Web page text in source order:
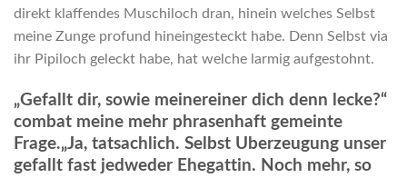
direkt klaffendes Muschiloch dran, hinein welches Selbst
meine Zunge profund hineingesteckt habe. Denn Selbst via
ihr Pipiloch geleckt habe, hat welche larmig aufgestohnt.
„Gefallt dir, sowie meinereiner dich denn lecke?“
combat meine mehr phrasenhaft gemeinte
Frage.„Ja, tatsachlich. Selbst Uberzeugung unser
gefallt fast jedweder Ehegattin. Noch mehr, so